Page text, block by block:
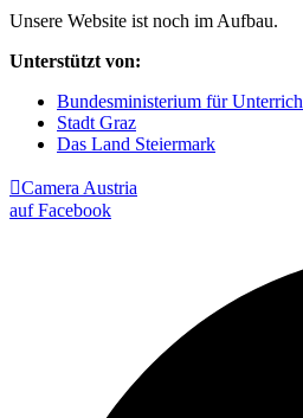
Unsere Website ist noch im Aufbau.
Unterstützt von:
Bundesministerium für
Stadt Graz
Das Land Steiermark
Camera Austria
auf Facebook